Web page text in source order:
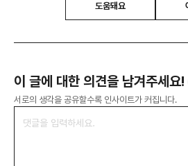
도움돼요
이 글에 대한 의견을 남겨주세요!
서로의 생각을 공유할수록 인사이트가 커집니다.